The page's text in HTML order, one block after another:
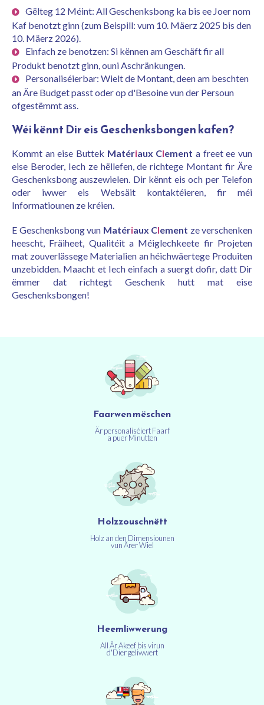
Gëlteg 12 Méint: All Geschenksbong ka bis ee Joer nom
Kaf benotzt ginn (zum Beispill: vum 10. Mäerz 2025 bis den
10. Mäerz 2026).
Einfach ze benotzen: Si kënnen am Geschäft fir all
Produkt benotzt ginn, ouni Aschränkungen.
Personaliséierbar: Wielt de Montant, deen am beschten
an Äre Budget passt oder op d'Besoine vun der Persoun
ofgestëmmt ass.
Wéi kënnt Dir eis Geschenksbongen kafen?
Kommt an eise Buttek Matériaux Clementa freet ee vun
eise Beroder, Iech ze hëllefen, de richtege Montant fir Äre
Geschenksbong auszewielen. Dir kënnt eis och per Telefon
oder iwwer eis Websäit kontaktéieren, fir méi
Informatiounen ze kréien.
E Geschenksbong vun Matériaux Clement ze verschenken
heescht, Fräiheet, Qualitéit a Méiglechkeete fir Projeten
mat zouverlässege Materialien an héichwäertege Produiten
unzebidden. Maacht et Iech einfach a suergt dofir, datt Dir
ëmmer dat richtegt Geschenk hutt mat eise
Geschenksbongen!
Faarwen mëschen
Är personaliséiert Faarf
a puer Minutten
Holzzouschnëtt
Holz an den Dimensiounen
vun Ärer Wiel
Heemliwwerung
All Är Akeef bis virun
d'Dier geliwwert